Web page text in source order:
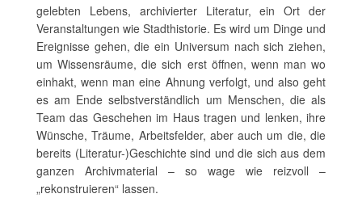
gelebten Lebens, archivierter Literatur, ein Ort der
Veranstaltungen wie Stadthistorie. Es wird um Dinge und
Ereignisse gehen, die ein Universum nach sich ziehen,
um Wissensräume, die sich erst öffnen, wenn man wo
einhakt, wenn man eine Ahnung verfolgt, und also geht
es am Ende selbstverständlich um Menschen, die als
Team das Geschehen im Haus tragen und lenken, ihre
Wünsche, Träume, Arbeitsfelder, aber auch um die, die
bereits (Literatur-)Geschichte sind und die sich aus dem
ganzen Archivmaterial – so wage wie reizvoll –
„rekonstruieren“ lassen.